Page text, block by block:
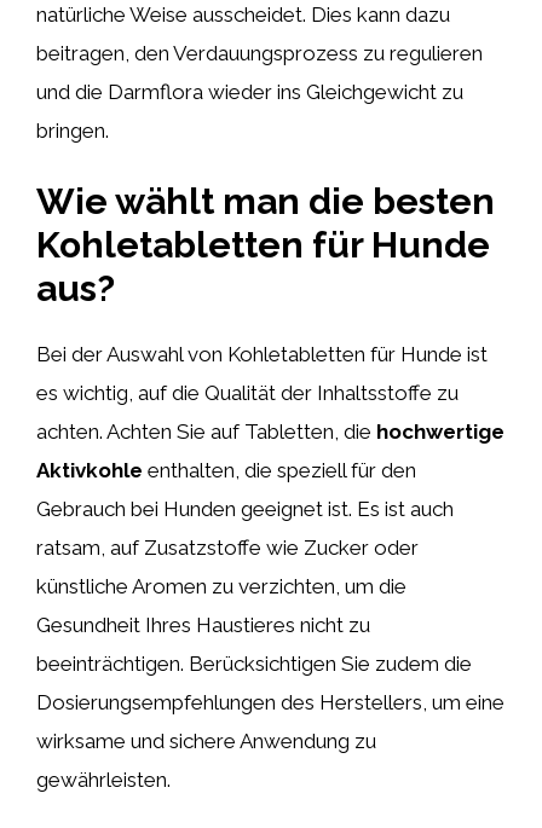
natürliche Weise ausscheidet. Dies kann dazu
beitragen, den Verdauungsprozess zu regulieren
und die Darmflora wieder ins Gleichgewicht zu
bringen.
Wie wählt man die besten
Kohletabletten für Hunde
aus?
Bei der Auswahl von Kohletabletten für Hunde ist
es wichtig, auf die Qualität der Inhaltsstoffe zu
achten. Achten Sie auf Tabletten, die hochwertige
Aktivkohle enthalten, die speziell für den
Gebrauch bei Hunden geeignet ist. Es ist auch
ratsam, auf Zusatzstoffe wie Zucker oder
künstliche Aromen zu verzichten, um die
Gesundheit Ihres Haustieres nicht zu
beeinträchtigen. Berücksichtigen Sie zudem die
Dosierungsempfehlungen des Herstellers, um eine
wirksame und sichere Anwendung zu
gewährleisten.